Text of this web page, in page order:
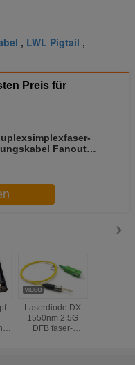
, LWL Pigtail ,
Preis für
Fanout,
Laserdiode DX
1550nm 2.5G
DFB faser-